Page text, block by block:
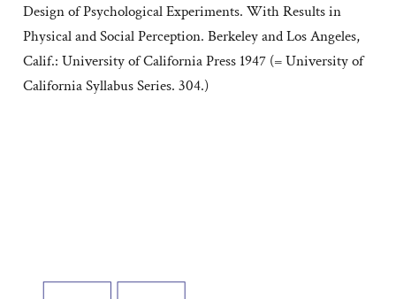
Design of Psychological Experiments. With Results in
Physical and Social Perception. Berkeley and Los Angeles,
Calif.: University of California Press 1947 (= University of
California Syllabus Series. 304.)